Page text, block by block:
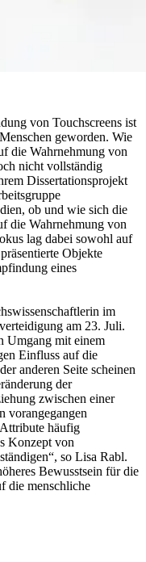
von Touchscreens ist
geworden. Wie
die Wahrnehmung von
nicht vollständig
Dissertationsprojekt
ob und wie sich die
die Wahrnehmung von
lag dabei sowohl auf
Objekte
eines
im
am 23. Juli.
Umgang mit einem
Einfluss auf die
anderen Seite scheinen
der
zwischen einer
vorangegangen
häufig
Konzept von
so Lisa Rabl.
Bewusstsein für die
die menschliche